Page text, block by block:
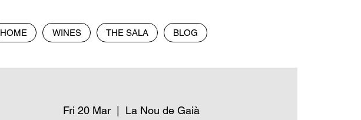
HOME WINES THE SALA BLOG
Fri 20 Mar
  |
La Nou de Gaià